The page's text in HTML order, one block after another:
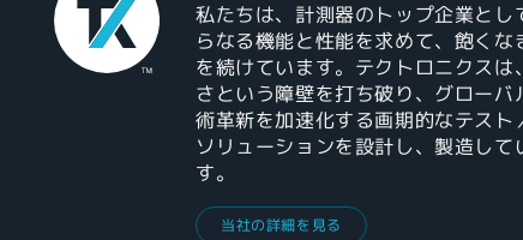
私たちは、計測器のトップ企業とし
らなる機能と性能を求めて、飽くな
を続けています。テクトロニクスは
さという障壁を打ち破り、グローバ
術革新を加速化する画期的なテスト
ソリューションを設計し、製造して
す。
当社の詳細を見る